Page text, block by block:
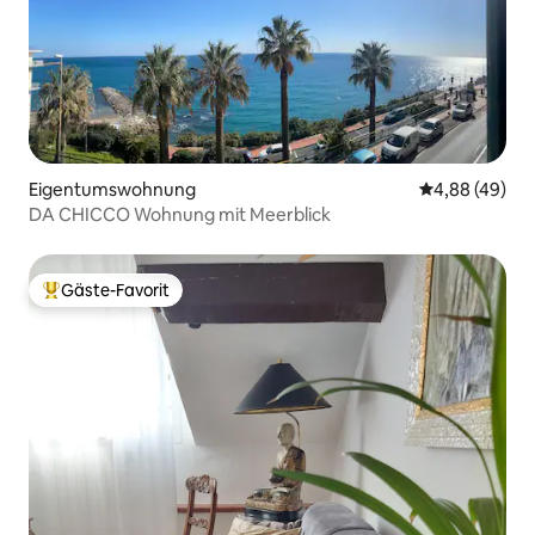
Eigentumswohnung
4,88 (49)
DA CHICCO Wohnung mit Meerblick
Beliebter Gäste-Favorit.
Gäste-Favorit